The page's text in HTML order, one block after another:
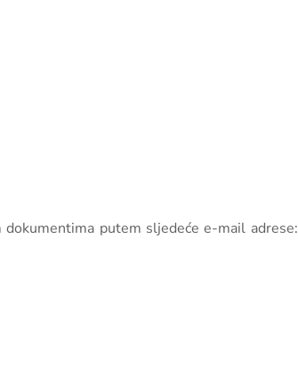
putem sljedeće e-mail adrese: